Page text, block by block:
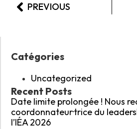
PREVIOUS
Catégories
Uncategorized
Recent Posts
Date limite prolongée ! Nous
coordonnateur·trice du
l’IÉA 2026